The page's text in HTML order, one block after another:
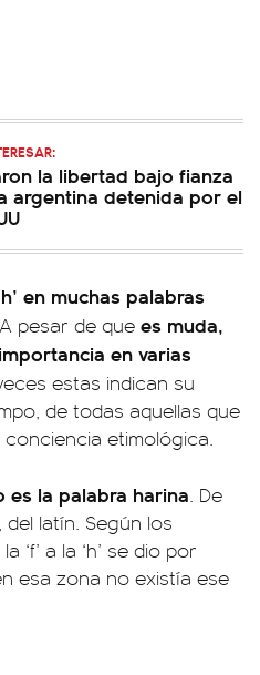
la libertad bajo fianza
argentina detenida por el
en muchas palabras
pesar de que es muda,
en varias
estas indican su
de todas aquellas que
etimológica.
es la palabra harina. De
latín. Según los
‘f’ a la ‘h’ se dio por
esa zona no existía ese